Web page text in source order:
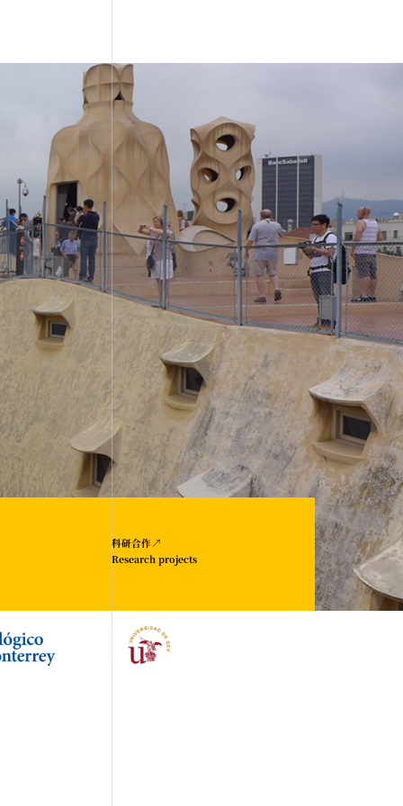
科研合作 ↗
Research projects